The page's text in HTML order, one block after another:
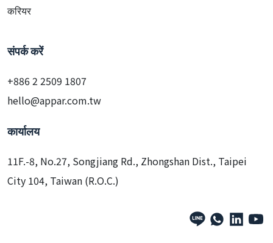
करियर
संपर्क करें
+886 2 2509 1807
hello@appar.com.tw
कार्यालय
11F.-8, No.27, Songjiang Rd., Zhongshan Dist., Taipei
City 104, Taiwan (R.O.C.)